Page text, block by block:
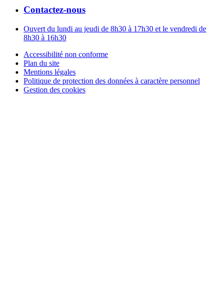
Contactez-nous
Ouvert du lundi au jeudi de 8h30 à 17h30 et le vendredi de
8h30 à 16h30
Accessibilité non conforme
Plan du site
Mentions légales
Politique de protection des données à caractère personnel
Gestion des cookies